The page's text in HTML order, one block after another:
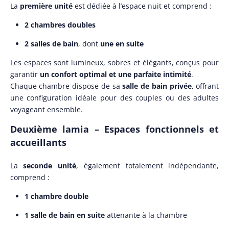
La première unitéest dédiée à l’espace nuit et comprend :
2 chambres doubles
2 salles de bain, dont une en suite
Les espaces sont lumineux, sobres et élégants, conçus pour
garantir un confort optimal et une parfaite intimité.
Chaque chambre dispose de sasalle de bain privée, offrant
une configuration idéale pour des couples ou des adultes
voyageant ensemble.
Deuxième lamia – Espaces fonctionnels et
accueillants
Laseconde unité, également totalement indépendante,
comprend :
1 chambre double
1 salle de bain en suiteattenante à la chambre